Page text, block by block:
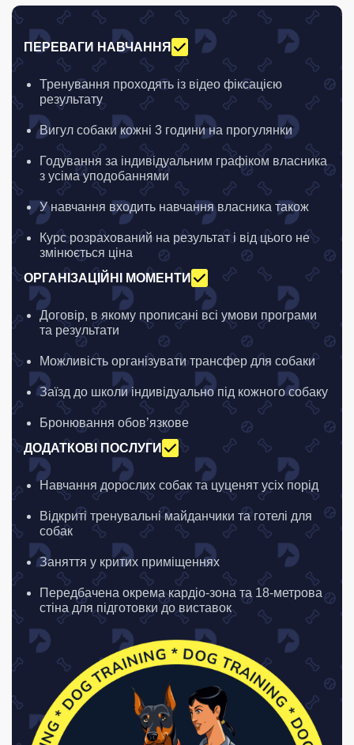
ПЕРЕВАГИ НАВЧАННЯ
Тренування проходять із відео фіксацією
результату
Вигул собаки кожні 3 години на прогулянки
Годування за індивідуальним графіком власника
з усіма уподобаннями
У навчання входить навчання власника також
Курс розрахований на результат і від цього не
змінюється ціна
ОРГАНІЗАЦІЙНІ МОМЕНТИ
Договір, в якому прописані всі умови програми
та результати
Можливість організувати трансфер для собаки
Заїзд до школи індивідуально під кожного собаку
Бронювання обов’язкове
ДОДАТКОВІ ПОСЛУГИ
Навчання дорослих собак та цуценят усіх порід
Відкриті тренувальні майданчики та готелі для
собак
Заняття у критих приміщеннях
Передбачена окрема кардіо-зона та 18-метрова
стіна для підготовки до виставок